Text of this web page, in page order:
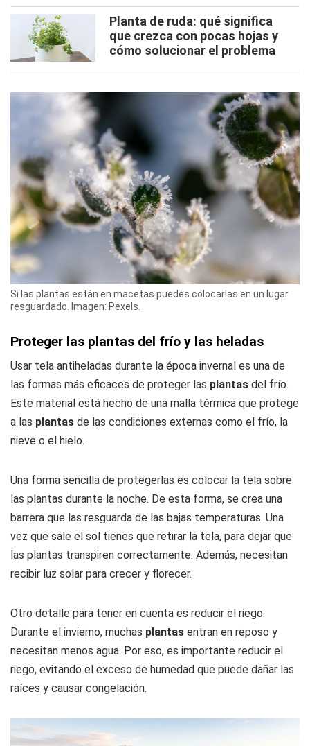
Planta de ruda: qué significa
que crezca con pocas hojas y
cómo solucionar el problema
Si las plantas están en macetas puedes colocarlas en un lugar
resguardado. Imagen: Pexels.
Proteger las plantas del frío y las heladas
Usar tela antiheladas durante la época invernal es una de
las formas más eficaces de proteger las plantas del frío.
Este material está hecho de una malla térmica que protege
a las plantas de las condiciones externas como el frío, la
nieve o el hielo.
Una forma sencilla de protegerlas es colocar la tela sobre
las plantas durante la noche. De esta forma, se crea una
barrera que las resguarda de las bajas temperaturas. Una
vez que sale el sol tienes que retirar la tela, para dejar que
las plantas transpiren correctamente. Además, necesitan
recibir luz solar para crecer y florecer.
Otro detalle para tener en cuenta es reducir el riego.
Durante el invierno, muchas plantas entran en reposo y
necesitan menos agua. Por eso, es importante reducir el
riego, evitando el exceso de humedad que puede dañar las
raíces y causar congelación.